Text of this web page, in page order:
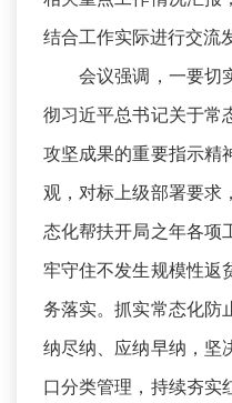
结合工作实际进行交流
会议强调，一要切
彻习近平总书记关于常
攻坚成果的重要指示精
观，对标上级部署要求
态化帮扶开局之年各项
牢守住不发生规模性返
务落实。抓实常态化防
纳尽纳、应纳早纳，坚
口分类管理，持续夯实